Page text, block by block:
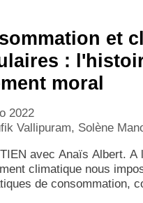
et
:
moral
2022
Vallipuram, Solène
avec Anaïs Albert. A
climatique nous
de consommation,